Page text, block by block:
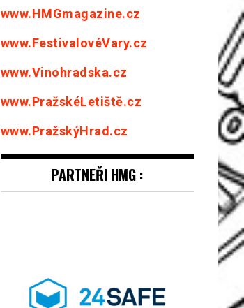
www.HMGmagazine.cz
www.FestivalovéVary.cz
www.Vinohradska.cz
www.PražskéLetiště.cz
www.PražskýHrad.cz
PARTNEŘI HMG :